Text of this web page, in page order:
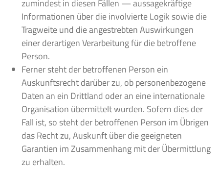
zumindest in diesen Fällen — aussagekräftige
Informationen über die involvierte Logik sowie die
Tragweite und die angestrebten Auswirkungen
einer derartigen Verarbeitung für die betroffene
Person.
Ferner steht der betroffenen Person ein
Auskunftsrecht darüber zu, ob personenbezogene
Daten an ein Drittland oder an eine internationale
Organisation übermittelt wurden. Sofern dies der
Fall ist, so steht der betroffenen Person im Übrigen
das Recht zu, Auskunft über die geeigneten
Garantien im Zusammenhang mit der Übermittlung
zu erhalten.